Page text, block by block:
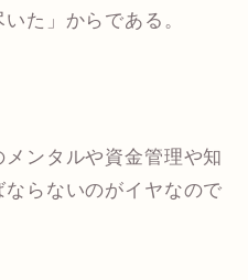
た」からである。
ンタルや資金管理や知
らないのがイヤなので